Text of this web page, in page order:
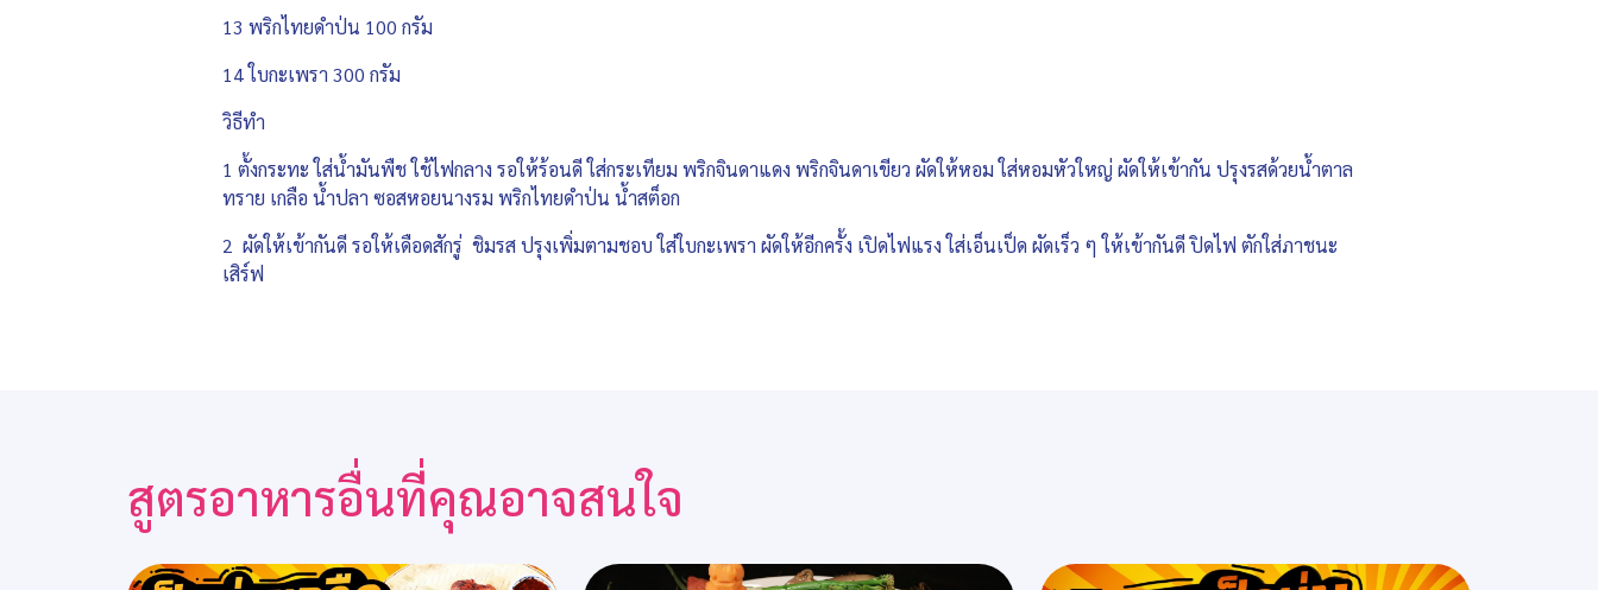
13 พริกไทยดำป่น 100 กรัม
14 ใบกะเพรา 300 กรัม
วิธีทำ
1 ตั้งกระทะ ใส่น้ำมันพืช ใช้ไฟกลาง รอให้ร้อนดี ใส่กระเทียม พริกจินดาแดง พริกจินดาเขียว ผัดให้หอม ใส่หอมหัวใหญ่ ผัดให้เข้ากัน ปรุงรสด้วยน้ำตาล
ทราย เกลือ น้ำปลา ซอสหอยนางรม พริกไทยดำป่น น้ำสต็อก
2 ผัดให้เข้ากันดี รอให้เดือดสักรู่ ชิมรส ปรุงเพิ่มตามชอบ ใส่ใบกะเพรา ผัดให้อีกครั้ง เปิดไฟแรง ใส่เอ็นเป็ด ผัดเร็ว ๆ ให้เข้ากันดี ปิดไฟ ตักใส่ภาชนะ
เสิร์ฟ
สูตรอาหารอื่นที่คุณอาจสนใจ